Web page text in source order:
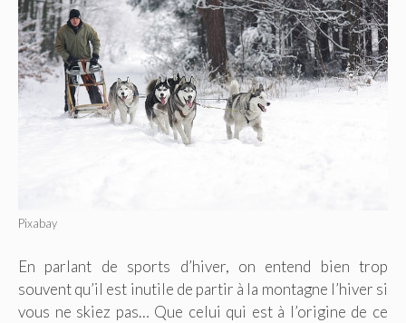
Pixabay
En parlant de sports d’hiver, on entend bien trop
souvent qu’il est inutile de partir à la montagne l’hiver si
vous ne skiez pas… Que celui qui est à l’origine de ce